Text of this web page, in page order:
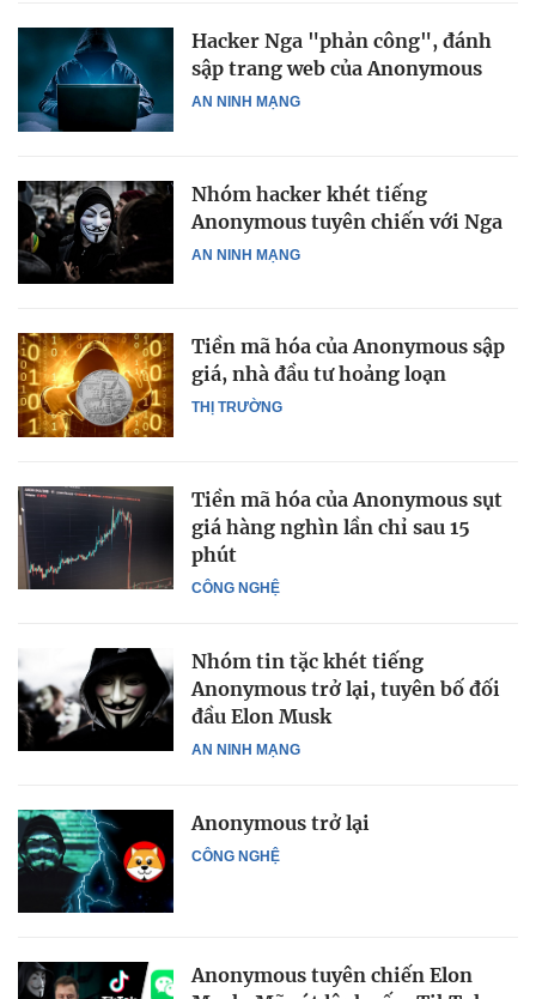
AN NINH MẠNG
Hacker Nga "phản công", đánh
sập trang web của Anonymous
AN NINH MẠNG
Nhóm hacker khét tiếng
Anonymous tuyên chiến với Nga
THỊ TRƯỜNG
Tiền mã hóa của Anonymous sập
giá, nhà đầu tư hoảng loạn
CÔNG NGHỆ
Tiền mã hóa của Anonymous sụt
giá hàng nghìn lần chỉ sau 15
phút
AN NINH MẠNG
Nhóm tin tặc khét tiếng
Anonymous trở lại, tuyên bố đối
đầu Elon Musk
CÔNG NGHỆ
Anonymous trở lại
Anonymous tuyên chiến Elon